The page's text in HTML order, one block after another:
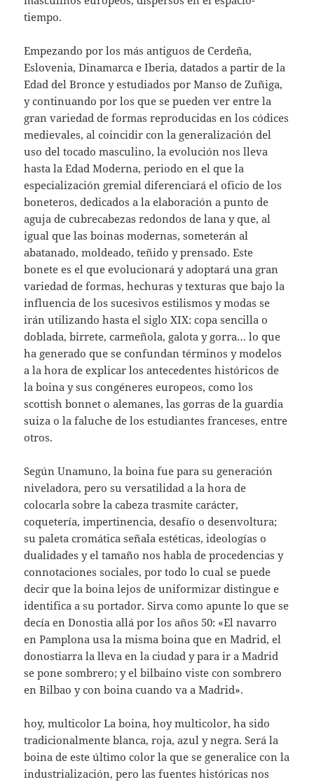
tiempo.
Empezando por los más antiguos de Cerdeña,
Eslovenia, Dinamarca e Iberia, datados a partir de la
Edad del Bronce y estudiados por Manso de Zuñiga,
y continuando por los que se pueden ver entre la
gran variedad de formas reproducidas en los códices
medievales, al coincidir con la generalización del
uso del tocado masculino, la evolución nos lleva
hasta la Edad Moderna, periodo en el que la
especialización gremial diferenciará el oficio de los
boneteros, dedicados a la elaboración a punto de
aguja de cubrecabezas redondos de lana y que, al
igual que las boinas modernas, someterán al
abatanado, moldeado, teñido y prensado. Este
bonete es el que evolucionará y adoptará una gran
variedad de formas, hechuras y texturas que bajo la
influencia de los sucesivos estilismos y modas se
irán utilizando hasta el siglo XIX: copa sencilla o
doblada, birrete, carmeñola, galota y gorra… lo que
ha generado que se confundan términos y modelos
a la hora de explicar los antecedentes históricos de
la boina y sus congéneres europeos, como los
scottish bonnet o alemanes, las gorras de la guardia
suiza o la faluche de los estudiantes franceses, entre
otros.
Según Unamuno, la boina fue para su generación
niveladora, pero su versatilidad a la hora de
colocarla sobre la cabeza trasmite carácter,
coquetería, impertinencia, desafío o desenvoltura;
su paleta cromática señala estéticas, ideologías o
dualidades y el tamaño nos habla de procedencias y
connotaciones sociales, por todo lo cual se puede
decir que la boina lejos de uniformizar distingue e
identifica a su portador. Sirva como apunte lo que se
decía en Donostia allá por los años 50: «El navarro
en Pamplona usa la misma boina que en Madrid, el
donostiarra la lleva en la ciudad y para ir a Madrid
se pone sombrero; y el bilbaino viste con sombrero
en Bilbao y con boina cuando va a Madrid».
hoy, multicolorLa boina, hoy multicolor, ha sido
tradicionalmente blanca, roja, azul y negra. Será la
boina de este último color la que se generalice con la
industrialización, pero las fuentes históricas nos